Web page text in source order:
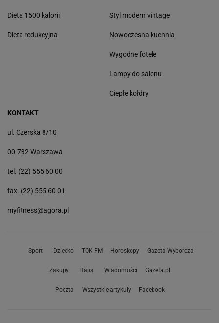
Dieta 1500 kalorii
Dieta redukcyjna
Styl modern vintage
Nowoczesna kuchnia
Wygodne fotele
Lampy do salonu
Ciepłe kołdry
KONTAKT
ul. Czerska 8/10
00-732 Warszawa
tel. (22) 555 60 00
fax. (22) 555 60 01
myfitness@agora.pl
Sport Dziecko TOK FM Horoskopy Gazeta Wyborcza
Zakupy Haps Wiadomości Gazeta.pl
Poczta Wszystkie artykuły Facebook